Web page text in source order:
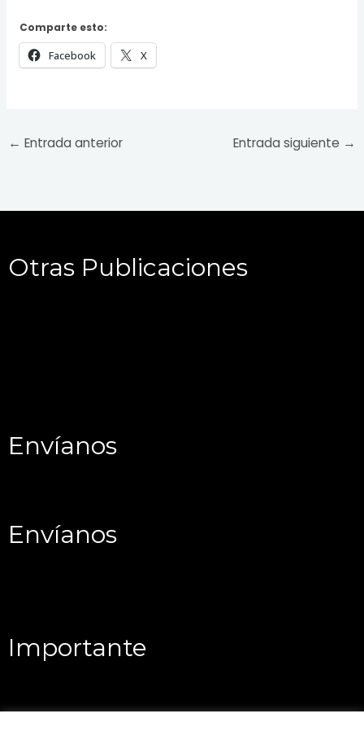
Comparte esto:
Facebook X
← Entrada anterior Entrada siguiente →
Otras Publicaciones
Envíanos
Envíanos
Importante